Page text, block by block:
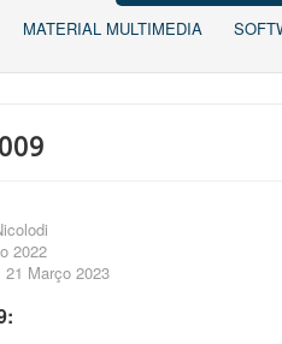
MATERIAL MULTIMEDIA
2022
Março 2023